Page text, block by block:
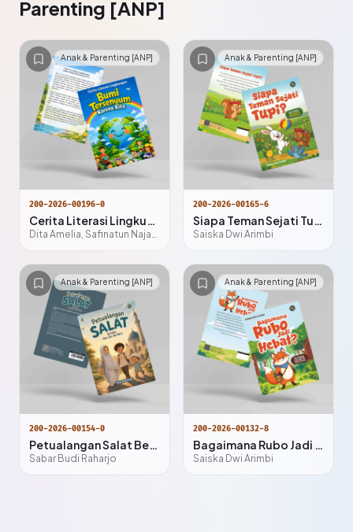
Parenting [ANP]
Anak & Parenting [ANP]
200-2026-00196-0
Cerita Literasi Lingkungan Bumi Tersenyum Karena Kita
Dita Amelia, Safinatun Najah, Syarla Maulidia, Dr. Dilla Fadhillah, M.Pd, Dr. Warsito, M.Si
Anak & Parenting [ANP]
200-2026-00165-6
Siapa Teman Sejati Tupi?
Saiska Dwi Arimbi
Anak & Parenting [ANP]
200-2026-00154-0
Petualangan Salat Bersama Una, Iba dan Barra
Sabar Budi Raharjo
Anak & Parenting [ANP]
200-2026-00132-8
Bagaimana Rubo Jadi Hebat?
Saiska Dwi Arimbi